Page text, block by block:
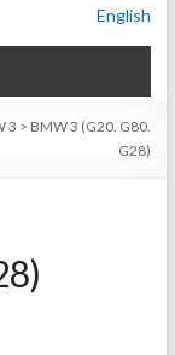
English
3 > BMW 3 (G20. G80.
G28)